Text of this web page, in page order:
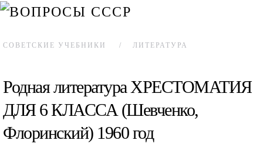
СОВЕТСКИЕ УЧЕБНИКИ ЛИТЕРАТУРА
Родная литература ХРЕСТОМАТИЯ
ДЛЯ 6 КЛАССА (Шевченко,
Флоринский) 1960 год